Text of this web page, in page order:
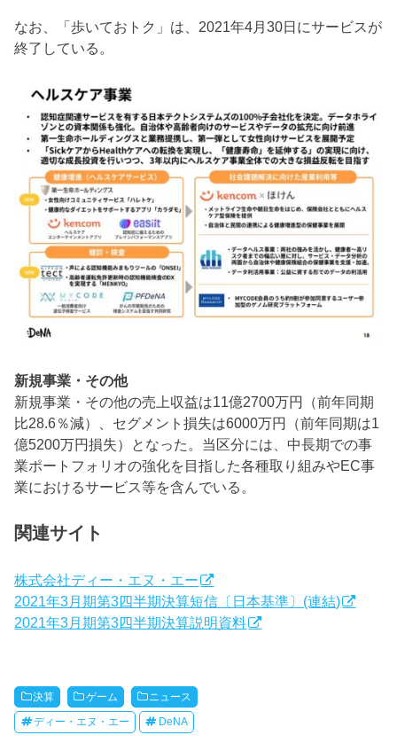
なお、「歩いておトク」は、2021年4月30日にサービスが
終了している。
新規事業・その他
新規事業・その他の売上収益は11億2700万円（前年同期
比28.6％減）、セグメント損失は6000万円（前年同期は1
億5200万円損失）となった。当区分には、中長期での事
業ポートフォリオの強化を目指した各種取り組みやEC事
業におけるサービス等を含んでいる。
関連サイト
株式会社ディー・エヌ・エー
2021年3月期第3四半期決算短信〔日本基準〕(連結)
2021年3月期第3四半期決算説明資料
決算 ゲーム ニュース
ディー・エヌ・エー DeNA